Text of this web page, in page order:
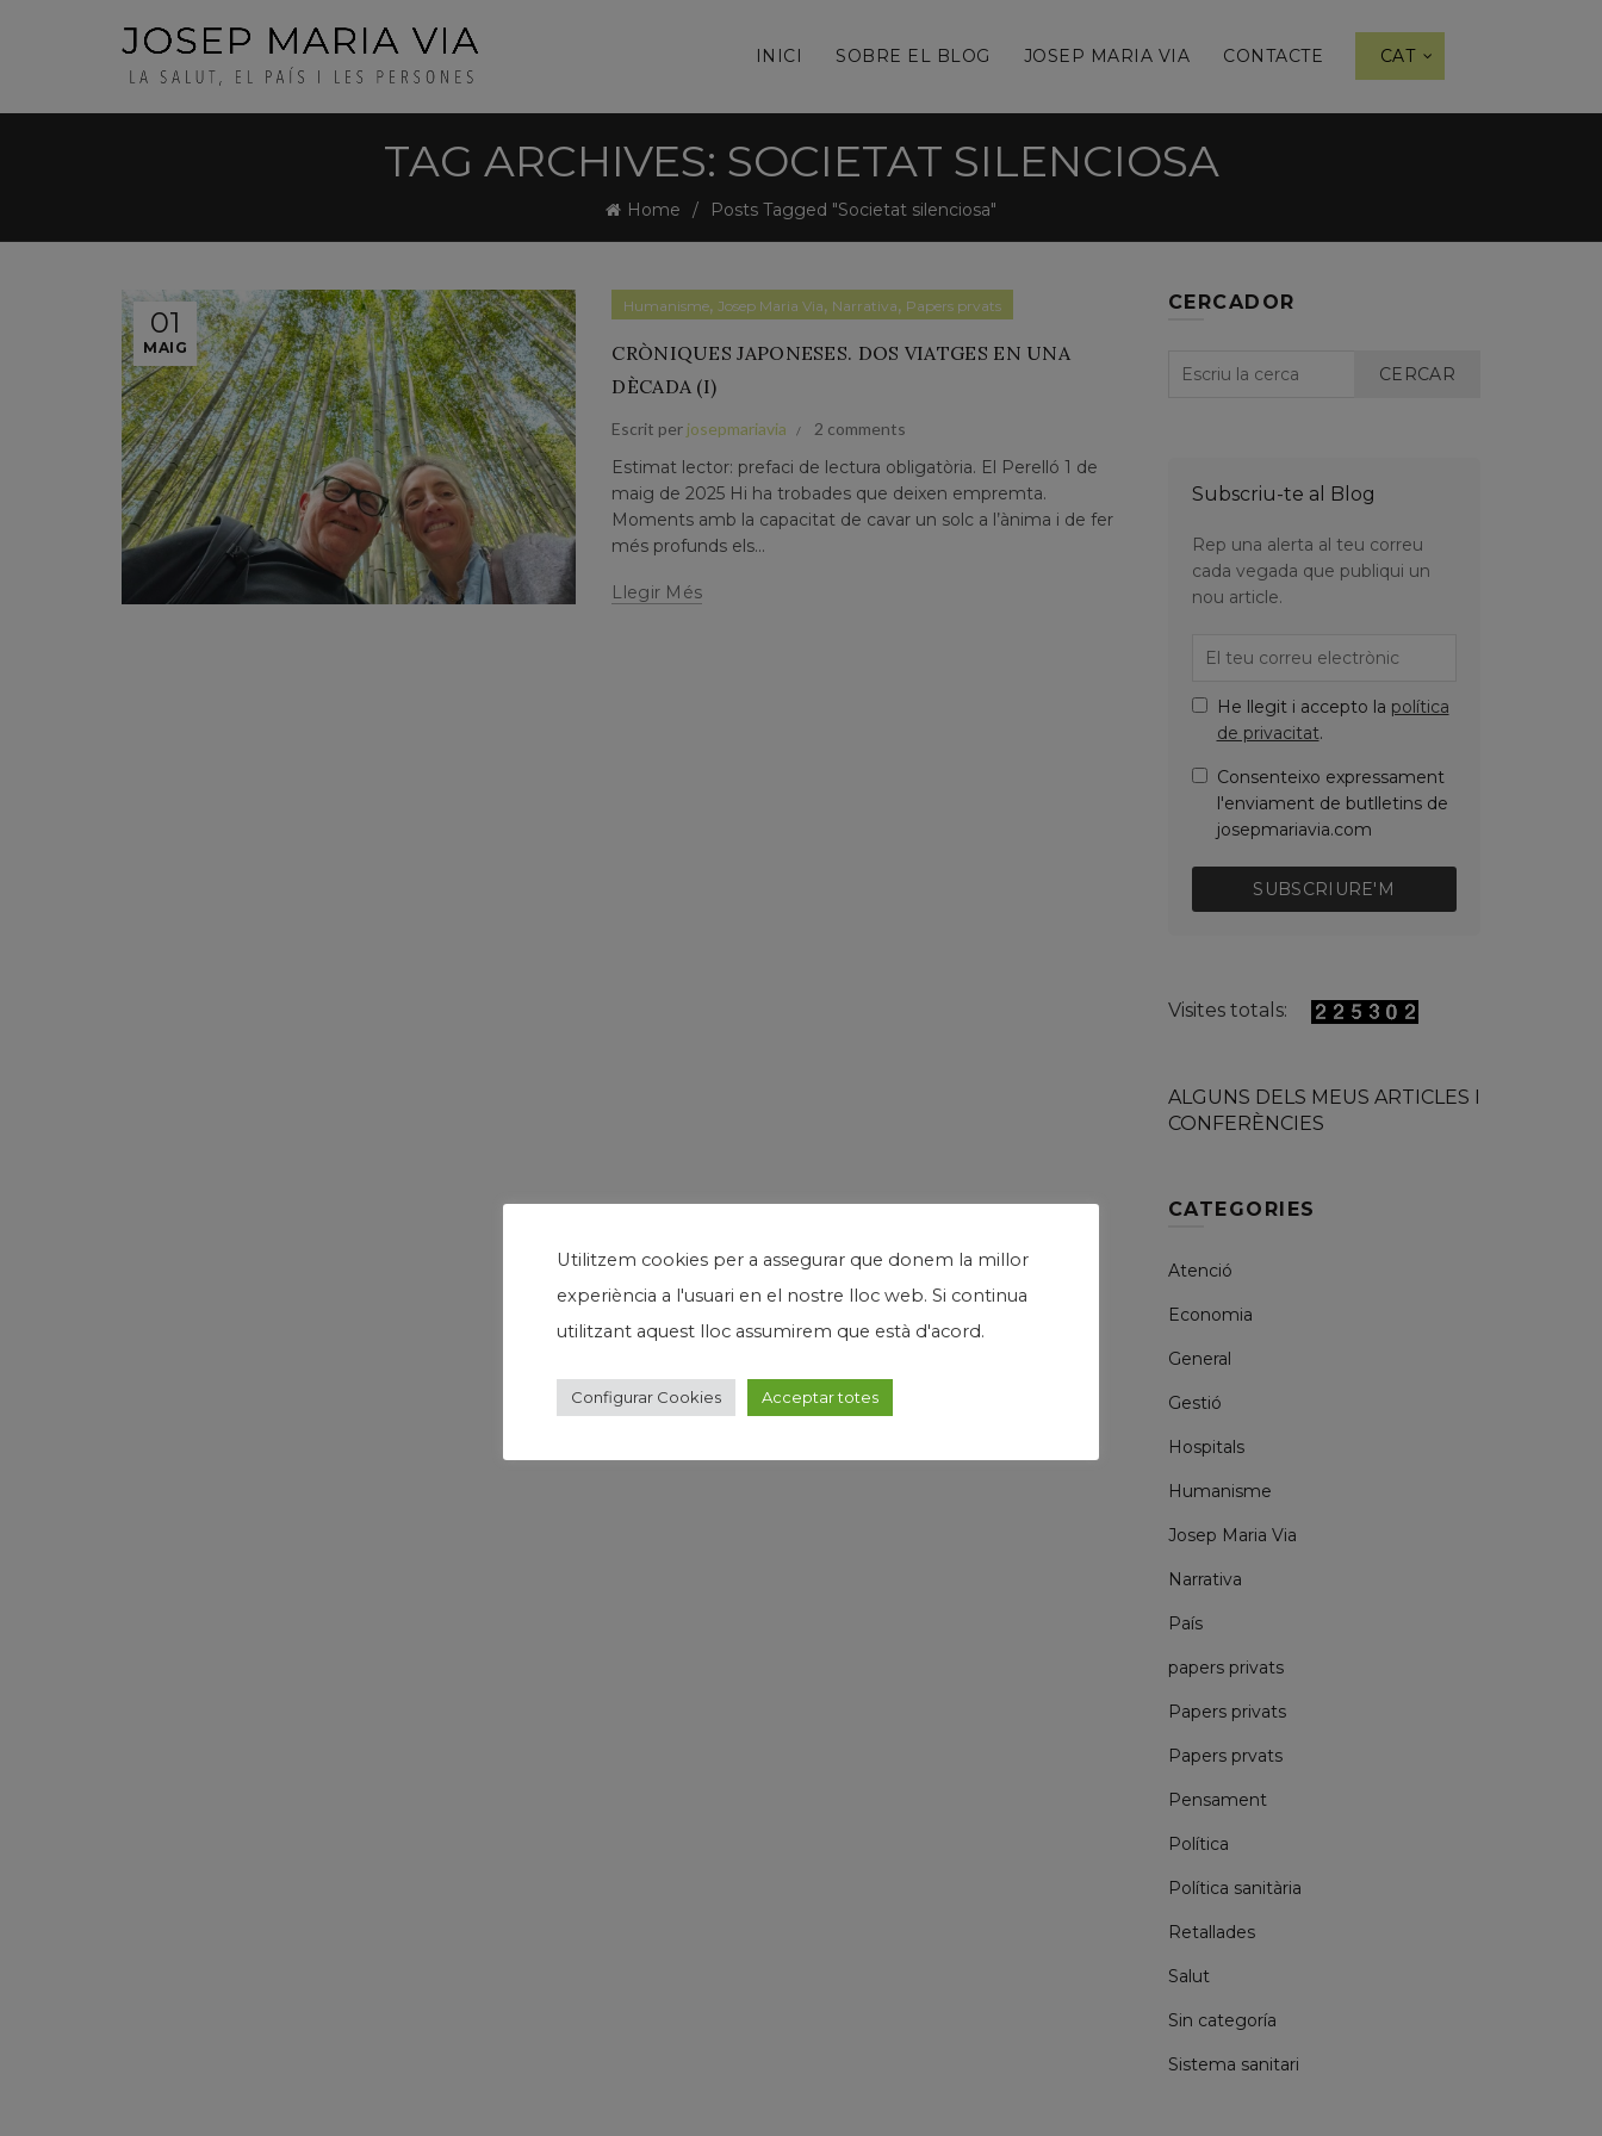
INICI SOBRE EL BLOG JOSEP MARIA VIA CONTACTE CAT
TAG ARCHIVES: SOCIETAT SILENCIOSA
Home Posts Tagged "Societat silenciosa"
01
MAIG
Humanisme,Josep Maria Via, Narrativa, Papers prvats
CRÒNIQUES JAPONESES. DOS VIATGES EN UNA
DÈCADA (I)
Escrit per josepmariavia 2 comments
Estimat lector: prefaci de lectura obligatòria. El Perelló 1 de
maig de 2025 Hi ha trobades que deixen empremta.
Moments amb la capacitat de cavar un solc a l’ànima i de fer
més profunds els...
Llegir Més
CERCADOR
CERCAR
Subscriu-te al Blog
Rep una alerta al teu correu
cada vegada que publiqui un
nou article.
He llegit i accepto la política
de privacitat.
Consenteixo expressament
l'enviament de butlletins de
josepmariavia.com
SUBSCRIURE'M
Visites totals:
ALGUNS DELS MEUS ARTICLES I
CONFERÈNCIES
CATEGORIES
Atenció
Economia
General
Gestió
Hospitals
Humanisme
Josep Maria Via
Narrativa
País
papers privats
Papers privats
Papers prvats
Pensament
Política
Política sanitària
Retallades
Salut
Sin categoría
Sistema sanitari
Utilitzem cookies per a assegurar que donem la millor
experiència a l'usuari en el nostre lloc web. Si continua
utilitzant aquest lloc assumirem que està d'acord.
Configurar Cookies Acceptar totes